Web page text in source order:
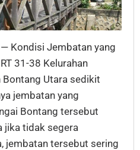
— Kondisi Jembatan yang
31-38 Kelurahan
Bontang Utara sedikit
jembatan yang
Bontang tersebut
jika tidak segera
jembatan tersebut sering